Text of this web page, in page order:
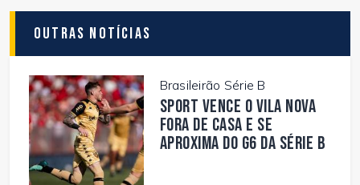
Outras Notícias
Brasileirão Série B
Sport vence o Vila Nova
fora de casa e se
aproxima do G6 da Série B